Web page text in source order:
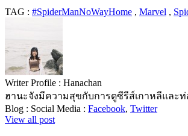
TAG : #SpiderManNoWayHome , Marvel ,
Writer Profile : Hanachan
ฮานะจังมีความสุขกับการดูซีรีส์เกาหลีและท่อง
Blog : Social Media : Facebook, Twitter
View all post